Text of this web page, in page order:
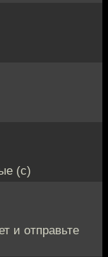
(с)
и отправьте